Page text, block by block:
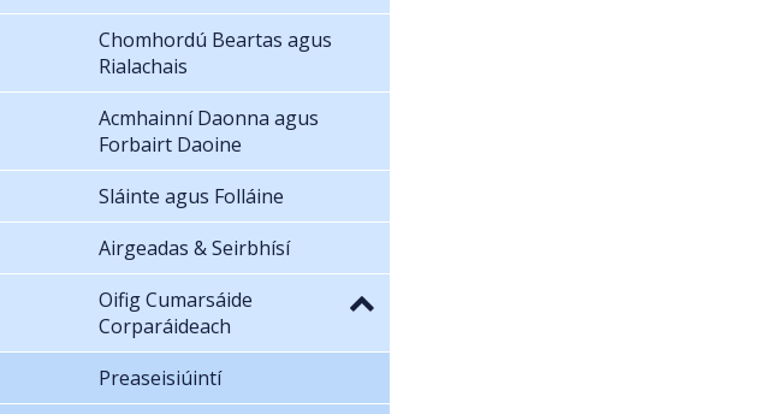
Chomhordú Beartas agus
Rialachais
Acmhainní Daonna agus
Forbairt Daoine
Sláinte agus Folláine
Airgeadas & Seirbhísí
Oifig Cumarsáide
Corparáideach
Preaseisiúintí